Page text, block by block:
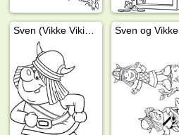
Sven og Vikke